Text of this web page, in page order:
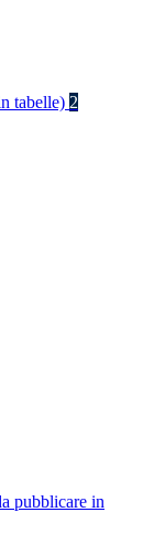
tabelle) 2
pubblicare in